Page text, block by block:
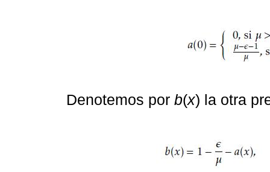
Denotemos por b(x) la otra